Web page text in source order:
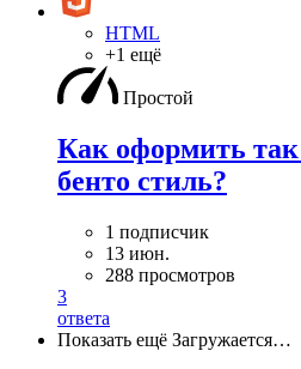
HTML
+1 ещё
Простой
Как оформить
бенто стиль?
1 подписчик
13 июн.
288 просмотров
3
ответа
Показать ещё Загружается…